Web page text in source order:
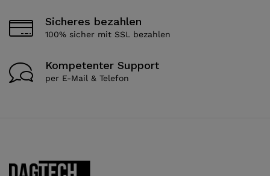
Sicheres bezahlen
100% sicher mit SSL bezahlen
Kompetenter Support
per E-Mail & Telefon